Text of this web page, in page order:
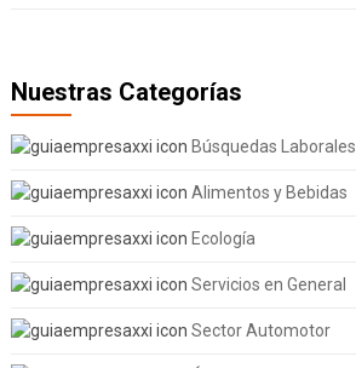
Nuestras Categorías
Búsquedas Laborales
Alimentos y Bebidas
Ecología
Servicios en General
Sector Automotor